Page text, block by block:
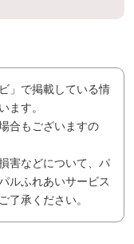
」で掲載している情
ます。
合もございますの
害などについて、パ
ルふれあいサービス
了承ください。